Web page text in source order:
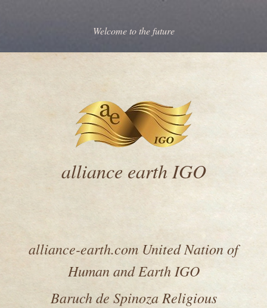
Welcome to the future
alliance earth IGO
alliance-earth.com United Nation of
Human and Earth IGO
Baruch de Spinoza Religious